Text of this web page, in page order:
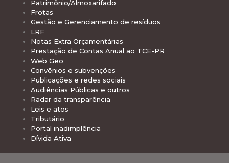
Patrimônio/Almoxarifado
Frotas
Gestão e Gerenciamento de resíduos
LRF
Notas Extra Orçamentárias
Prestação de Contas Anual ao TCE-PR
Web Geo
Convênios e subvenções
Publicações e redes sociais
Audiências Públicas e outros
Radar da transparência
Leis e atos
Tributário
Portal inadimplência
Dívida Ativa